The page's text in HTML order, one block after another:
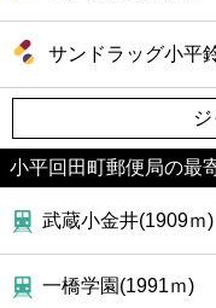
サンドラッグ小平
小平回田町郵便局の最
武蔵小金井(1909ｍ)
一橋学園(1991ｍ)